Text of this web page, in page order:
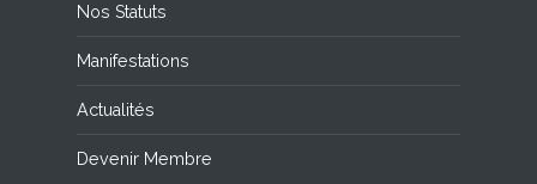
Nos Statuts
Manifestations
Actualités
Devenir Membre